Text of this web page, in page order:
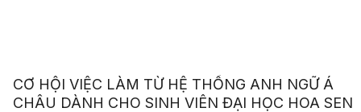
CƠ HỘI VIỆC LÀM TỪ HỆ THỐNG ANH NGỮ Á
CHÂU DÀNH CHO SINH VIÊN ĐẠI HỌC HOA SEN